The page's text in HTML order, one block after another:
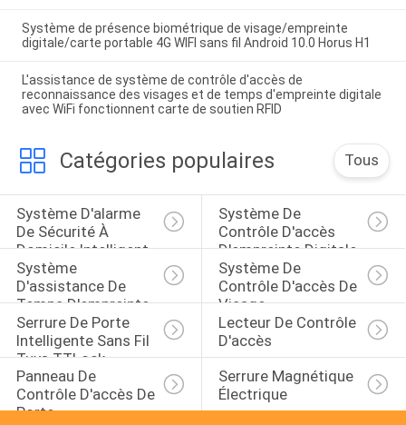
Système de présence biométrique de visage/empreinte
digitale/carte portable 4G WIFI sans fil Android 10.0 Horus H1
L'assistance de système de contrôle d'accès de
reconnaissance des visages et de temps d'empreinte digitale
avec WiFi fonctionnent carte de soutien RFID
Catégories populaires Tous
Système D'alarme
De Sécurité À
Domicile Intelligent
Système De
Contrôle D'accès
D'empreinte Digitale
Système
D'assistance De
Temps D'empreinte
Digitale
Système De
Contrôle D'accès De
Visage
Serrure De Porte
Intelligente Sans Fil
Tuya TTLock
Lecteur De Contrôle
D'accès
Panneau De
Contrôle D'accès De
Porte
Serrure Magnétique
Électrique